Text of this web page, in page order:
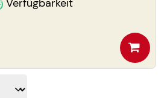
Verfügbarkeit